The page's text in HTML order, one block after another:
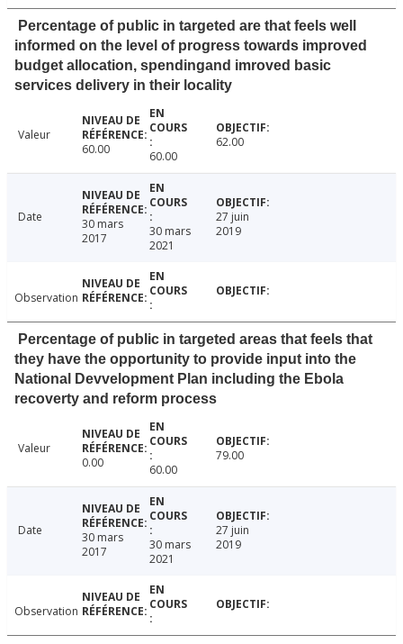
Percentage of public in targeted are that feels well
informed on the level of progress towards improved
budget allocation, spendingand imroved basic
services delivery in their locality
Valeur
60.00
60.00
62.00
Date
30 mars
2017
30 mars
2021
27 juin
2019
Observation
Percentage of public in targeted areas that feels that
they have the opportunity to provide input into the
National Devvelopment Plan including the Ebola
recoverty and reform process
Valeur
0.00
60.00
79.00
Date
30 mars
2017
30 mars
2021
27 juin
2019
Observation